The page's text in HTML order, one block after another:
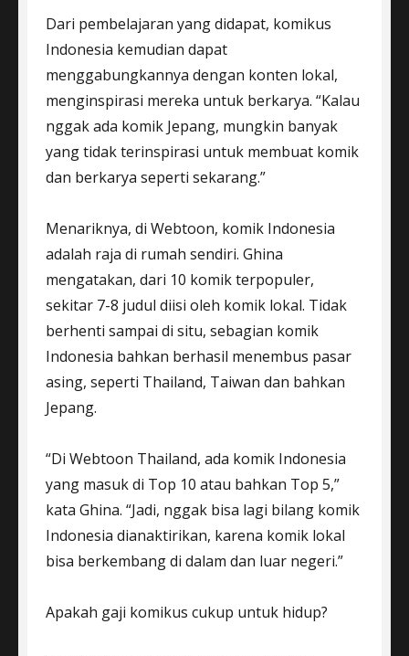
Dari pembelajaran yang didapat, komikus
Indonesia kemudian dapat
menggabungkannya dengan konten lokal,
menginspirasi mereka untuk berkarya. “Kalau
nggak ada komik Jepang, mungkin banyak
yang tidak terinspirasi untuk membuat komik
dan berkarya seperti sekarang.”
Menariknya, di Webtoon, komik Indonesia
adalah raja di rumah sendiri. Ghina
mengatakan, dari 10 komik terpopuler,
sekitar 7-8 judul diisi oleh komik lokal. Tidak
berhenti sampai di situ, sebagian komik
Indonesia bahkan berhasil menembus pasar
asing, seperti Thailand, Taiwan dan bahkan
Jepang.
“Di Webtoon Thailand, ada komik Indonesia
yang masuk di Top 10 atau bahkan Top 5,”
kata Ghina. “Jadi, nggak bisa lagi bilang komik
Indonesia dianaktirikan, karena komik lokal
bisa berkembang di dalam dan luar negeri.”
Apakah gaji komikus cukup untuk hidup?